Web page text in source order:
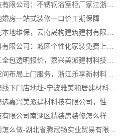
江苏东钢金属科技有限公司：不锈钢浴室柜厂家江浙沪加盟
婚房一站式装修一口价工期保障
性价比房子整装空间布局上门服务，浙江乐享新材料有限公司品质之选
宁波奉化家装装修线下门店地址-宁波雅美和居建材科技有限公司
限公司南湖区精装房装修怎么样